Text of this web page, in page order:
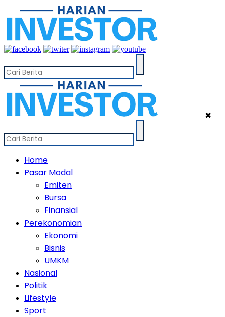
✖
Home
Pasar Modal
Emiten
Bursa
Finansial
Perekonomian
Ekonomi
Bisnis
UMKM
Nasional
Politik
Lifestyle
Sport